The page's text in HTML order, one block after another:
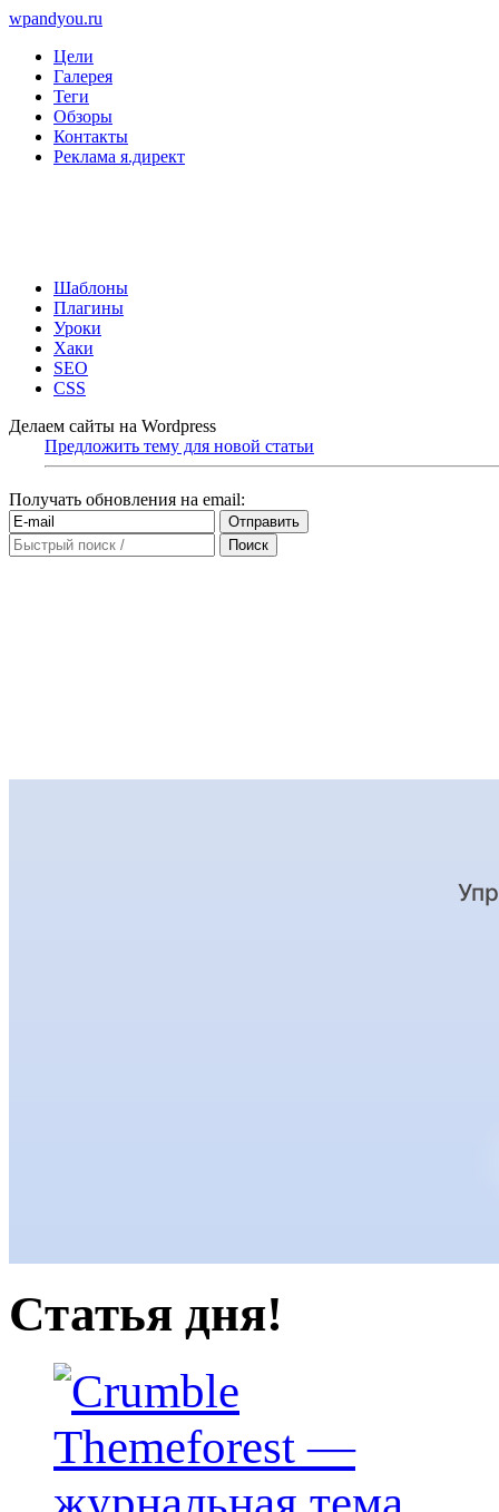
wpandyou.ru
Цели
Галерея
Теги
Обзоры
Контакты
Реклама я.директ
Шаблоны
Плагины
Уроки
Хаки
SEO
CSS
Делаем сайты на Wordpress
Предложить тему для новой статьи
Получать обновления на email:
Статья дня!